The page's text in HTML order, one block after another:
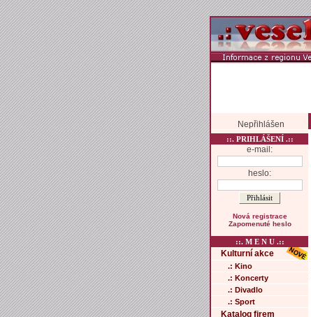
Nepřihlášen
::. PRIHLÁŠENÍ .::
e-mail:
heslo:
Nová registrace
Zapomenuté heslo
::. M E N U .::
Kulturní akce
.: Kino
.: Koncerty
.: Divadlo
.: Sport
Katalog firem